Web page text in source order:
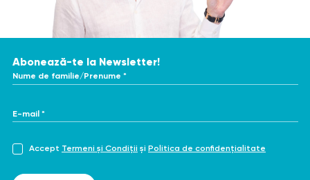
Abonează-te la Newsletter!
Nume de familie/Prenume *
E-mail *
Accept Termeni și Condiții și Politica de confidențialitate